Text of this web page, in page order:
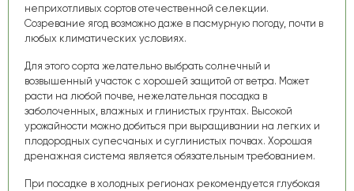
неприхотливых сортов отечественной селекции.
Созревание ягод возможно даже в пасмурную погоду, почти в
любых климатических условиях.
Для этого сорта желательно выбрать солнечный и
возвышенный участок с хорошей защитой от ветра. Может
расти на любой почве, нежелательная посадка в
заболоченных, влажных и глинистых грунтах. Высокой
урожайности можно добиться при выращивании на легких и
плодородных супесчаных и суглинистых почвах. Хорошая
дренажная система является обязательным требованием.
При посадке в холодных регионах рекомендуется глубокая